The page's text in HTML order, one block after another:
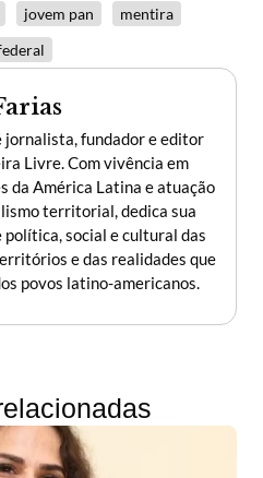
jovem pan
mentira
jornalista, fundador e editor
Livre. Com vivência em
da América Latina e atuação
territorial, dedica sua
social e cultural das
e das realidades que
povos latino-americanos.